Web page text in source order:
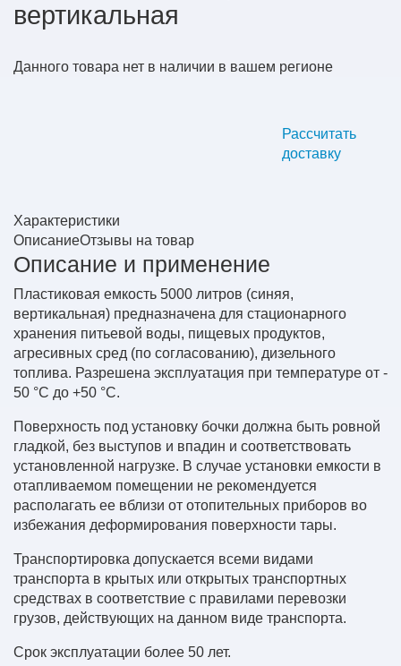
вертикальная
Характеристики
Данного товара нет в наличии в вашем регионе
Рассчитать
доставку
ОписаниеОтзывы на товар
Описание и применение
Пластиковая емкость 5000 литров (синяя,
вертикальная) предназначена для стационарного
хранения питьевой воды, пищевых продуктов,
агресивных сред (по согласованию), дизельного
топлива. Разрешена эксплуатация при температуре от -
50 °С до +50 °С.
Поверхность под установку бочки должна быть ровной
гладкой, без выступов и впадин и соответствовать
установленной нагрузке. В случае установки емкости в
отапливаемом помещении не рекомендуется
располагать ее вблизи от отопительных приборов во
избежания деформирования поверхности тары.
Транспортировка допускается всеми видами
транспорта в крытых или открытых транспортных
средствах в соответствие с правилами перевозки
грузов, действующих на данном виде транспорта.
Срок эксплуатации более 50 лет.